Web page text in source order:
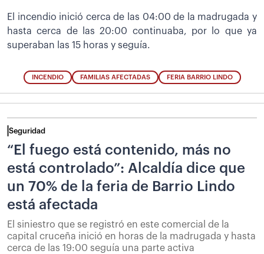
El incendio inició cerca de las 04:00 de la madrugada y
hasta cerca de las 20:00 continuaba, por lo que ya
superaban las 15 horas y seguía.
INCENDIO FAMILIAS AFECTADAS FERIA BARRIO LINDO
Seguridad
“El fuego está contenido, más no
está controlado”: Alcaldía dice que
un 70% de la feria de Barrio Lindo
está afectada
El siniestro que se registró en este comercial de la
capital cruceña inició en horas de la madrugada y hasta
cerca de las 19:00 seguía una parte activa